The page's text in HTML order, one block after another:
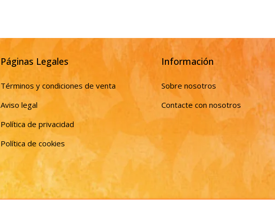
Páginas Legales
Términos y condiciones de venta
Aviso legal
Política de privacidad
Política de cookies
Información
Sobre nosotros
Contacte con nosotros